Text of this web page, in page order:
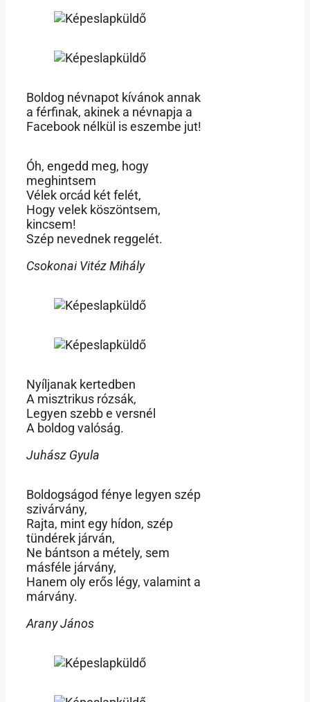
Boldog névnapot kívánok annak
a férfinak, akinek a névnapja a
Facebook nélkül is eszembe jut!
Óh, engedd meg, hogy
meghintsem
Vélek orcád két felét,
Hogy velek köszöntsem,
kincsem!
Szép nevednek reggelét.
Csokonai Vitéz Mihály
Nyíljanak kertedben
A misztrikus rózsák,
Legyen szebb e versnél
A boldog valóság.
Juhász Gyula
Boldogságod fénye legyen szép
szivárvány,
Rajta, mint egy hídon, szép
tündérek járván,
Ne bántson a métely, sem
másféle járvány,
Hanem oly erős légy, valamint a
márvány.
Arany János